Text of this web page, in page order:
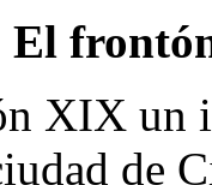
El
XIX un
de